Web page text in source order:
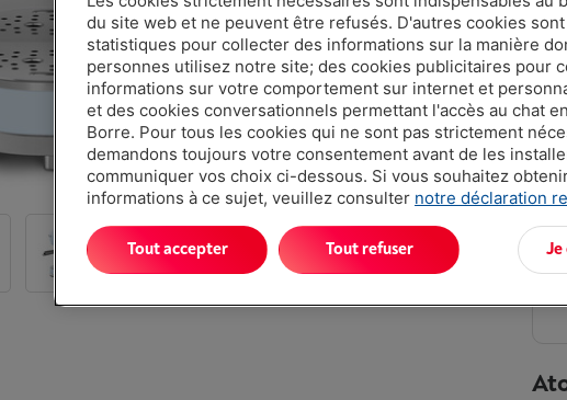
du site web et ne peuvent être refusés. D'autres cookies
statistiques pour collecter des informations sur la manière
personnes utilisez notre site; des cookies publicitaires pour
informations sur votre comportement sur internet et
et des cookies conversationnels permettant l'accès au chat
Borre. Pour tous les cookies qui ne sont pas strictement
demandons toujours votre consentement avant de les
communiquer vos choix ci-dessous. Si vous souhaitez
informations à ce sujet, veuillez consulter notre déclaration
Je
Tout refuser
Tout accepter